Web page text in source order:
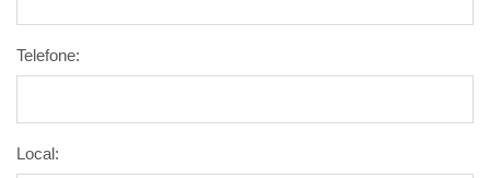
Telefone:
Local: